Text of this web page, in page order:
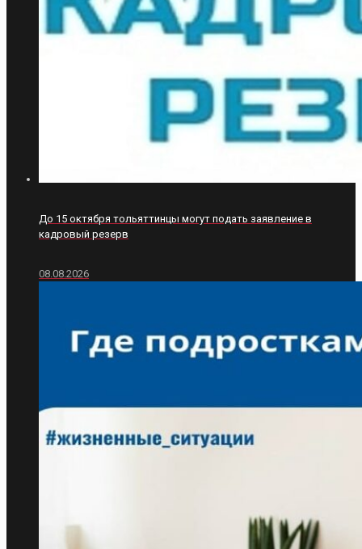
До 15 октября тольяттинцы могут подать заявление в
кадровый резерв
08.08.2026